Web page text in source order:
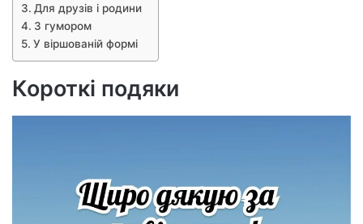
Для друзів і родини
З гумором
У віршованій формі
Короткі подяки